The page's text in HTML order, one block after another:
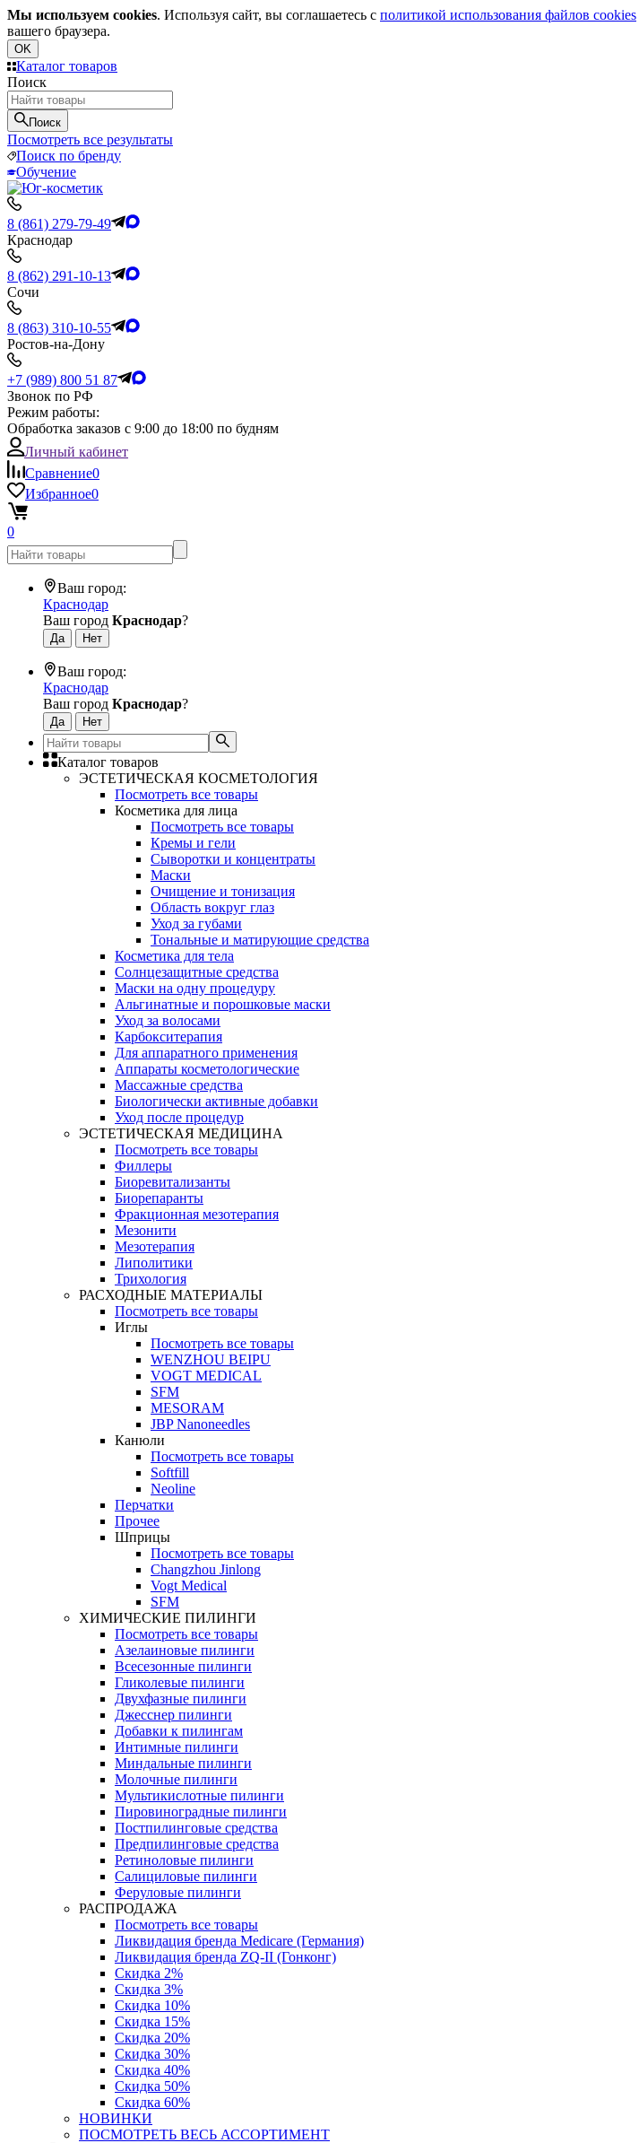
Мы используем cookies. Используя сайт, вы соглашаетесь с политикой использования файлов cookies
вашего браузера.
OK
Каталог товаров
Поиск
Поиск
Посмотреть все результаты
Поиск по бренду
Обучение
8 (861) 279-79-49
Краснодар
8 (862) 291-10-13
Сочи
8 (863) 310-10-55
Ростов-на-Дону
+7 (989) 800 51 87
Звонок по РФ
Режим работы:
Обработка заказов с 9:00 до 18:00 по будням
Личный кабинет
Сравнение0
Избранное0
0
Ваш город:
Краснодар
Ваш город Краснодар?
Ваш город:
Краснодар
Ваш город Краснодар?
Каталог товаров
ЭСТЕТИЧЕСКАЯ КОСМЕТОЛОГИЯ
Посмотреть все товары
Косметика для лица
Посмотреть все товары
Кремы и гели
Сыворотки и концентраты
Маски
Очищение и тонизация
Область вокруг глаз
Уход за губами
Тональные и матирующие средства
Косметика для тела
Солнцезащитные средства
Маски на одну процедуру
Альгинатные и порошковые маски
Уход за волосами
Карбокситерапия
Для аппаратного применения
Аппараты косметологические
Массажные средства
Биологически активные добавки
Уход после процедур
ЭСТЕТИЧЕСКАЯ МЕДИЦИНА
Посмотреть все товары
Филлеры
Биоревитализанты
Биорепаранты
Фракционная мезотерапия
Мезонити
Мезотерапия
Липолитики
Трихология
РАСХОДНЫЕ МАТЕРИАЛЫ
Посмотреть все товары
Иглы
Посмотреть все товары
WENZHOU BEIPU
VOGT MEDICAL
SFM
MESORAM
JBP Nanoneedles
Канюли
Посмотреть все товары
Softfill
Neoline
Перчатки
Прочее
Шприцы
Посмотреть все товары
Changzhou Jinlong
Vogt Medical
SFM
ХИМИЧЕСКИЕ ПИЛИНГИ
Посмотреть все товары
Азелаиновые пилинги
Всесезонные пилинги
Гликолевые пилинги
Двухфазные пилинги
Джесснер пилинги
Добавки к пилингам
Интимные пилинги
Миндальные пилинги
Молочные пилинги
Мультикислотные пилинги
Пировиноградные пилинги
Постпилинговые средства
Предпилинговые средства
Ретиноловые пилинги
Салициловые пилинги
Феруловые пилинги
РАСПРОДАЖА
Посмотреть все товары
Ликвидация бренда Medicare (Германия)
Ликвидация бренда ZQ-II (Гонконг)
Скидка 2%
Скидка 3%
Скидка 10%
Скидка 15%
Скидка 20%
Скидка 30%
Скидка 40%
Скидка 50%
Скидка 60%
НОВИНКИ
ПОСМОТРЕТЬ ВЕСЬ АССОРТИМЕНТ